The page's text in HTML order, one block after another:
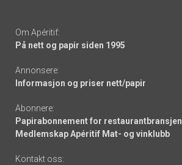
Om Apéritif:
På nett og papir siden 1995
Annonsere:
Informasjon og priser nett/papir
Abonnere:
Papirabonnement for restaurantbransjen
Medlemskap Apéritif Mat- og vinklubb
Kontakt oss: